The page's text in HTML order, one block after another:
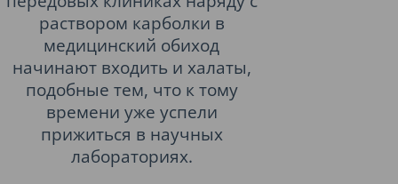
раствором карболки в
медицинский обиход
начинают входить и халаты,
подобные тем, что к тому
времени уже успели
прижиться в научных
лабораториях.